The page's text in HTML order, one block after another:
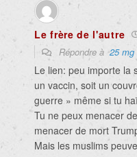
Le frère de l'autre
Répondre à25 mg
Le lien: peu importe la
un vaccin, soit un
guerre » même si tu
Tu ne peux menacer
menacer de mort
Mais les muslims